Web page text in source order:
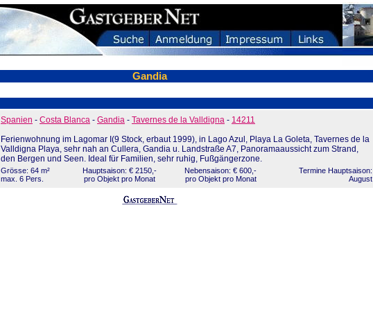
Gandia
Spanien - Costa Blanca - Gandia - Tavernes de la Valldigna - 14211
Ferienwohnung im Lagomar I(9 Stock, erbaut 1999), in Lago Azul, Playa La Goleta, Tavernes de la
Valldigna Playa, sehr nah an Cullera, Gandia u. Landstraße A7, Panoramaaussicht zum Strand,
den Bergen und Seen. Ideal für Familien, sehr ruhig, Fußgängerzone.
Grösse: 64 m²
max. 6 Pers.
Hauptsaison: € 2150,-
pro Objekt pro Monat
Nebensaison: € 600,-
pro Objekt pro Monat
Termine Hauptsaison:
August